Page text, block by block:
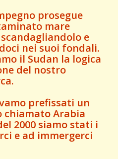
prosegue
mare
scandagliandolo e
nei suoi fondali.
il Sudan la logica
del nostro
prefissati un
chiamato Arabia
2000 siamo stati i
e ad immergerci